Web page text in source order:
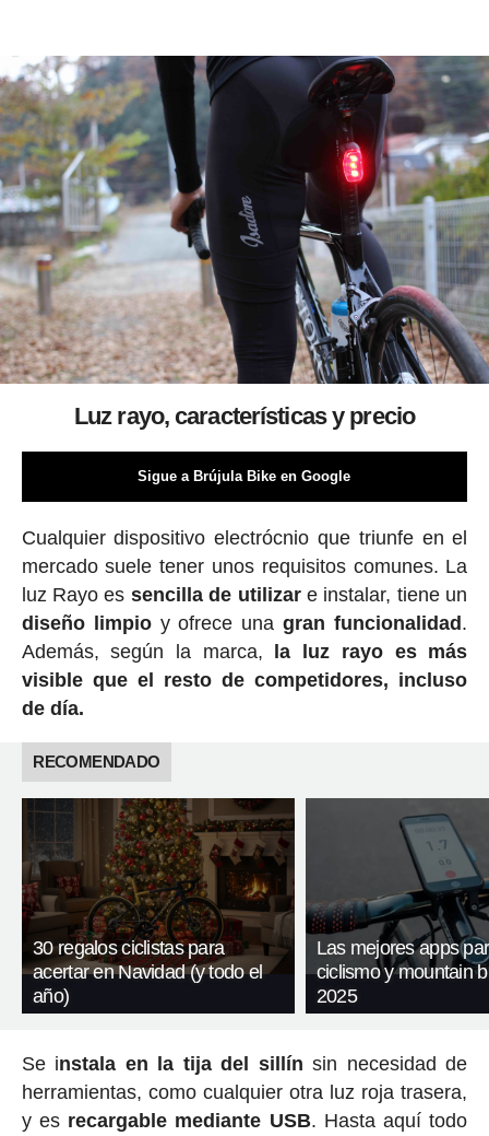
Luz rayo, características y precio
Sigue a Brújula Bike en Google
Cualquier dispositivo electrócnio que triunfe en el
mercado suele tener unos requisitos comunes. La
luz Rayo es sencilla de utilizare instalar, tiene un
diseño limpioy ofrece unagran funcionalidad.
Además, según la marca, la luz rayo es más
visible que el resto de competidores, incluso
de día.
RECOMENDADO
30 regalos ciclistas para
acertar en Navidad (y todo el
año)
Las mejores apps
ciclismo y mountain
2025
Se instala en la tija del sillín sin necesidad de
herramientas, como cualquier otra luz roja trasera,
y es recargable mediante USB. Hasta aquí todo